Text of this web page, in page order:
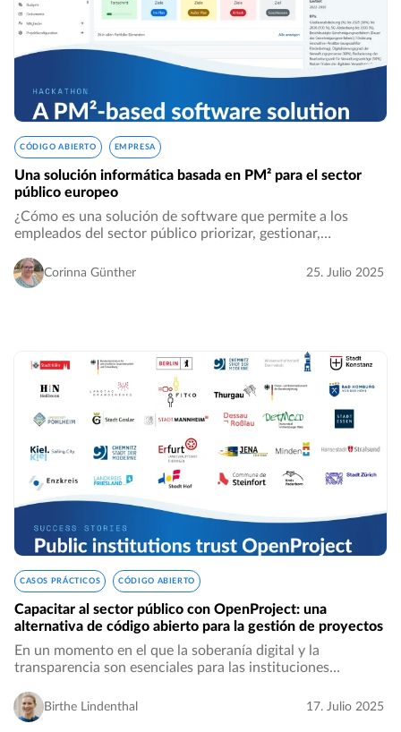
CÓDIGO ABIERTO EMPRESA
Una solución informática basada en PM² para el sector
público europeo
¿Cómo es una solución de software que permite a los
empleados del sector público priorizar, gestionar,
Corinna Günther 25. Julio 2025
CASOS PRÁCTICOS CÓDIGO ABIERTO
Capacitar al sector público con OpenProject: una
alternativa de código abierto para la gestión de proyectos
En un momento en el que la soberanía digital y la
transparencia son esenciales para las instituciones
y de código abierto para la gestión de proyectos…
Birthe Lindenthal 17. Julio 2025